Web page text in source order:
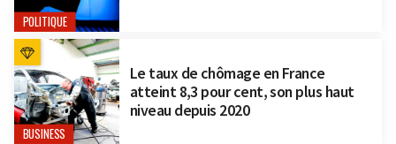
POLITIQUE
BUSINESS
Le taux de chômage en France
atteint 8,3 pour cent, son plus haut
niveau depuis 2020